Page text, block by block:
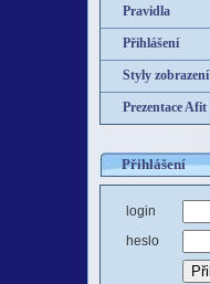
Pravidla
Přihlášení
Styly zobrazení
Prezentace Afit
Přihlášení
login
heslo